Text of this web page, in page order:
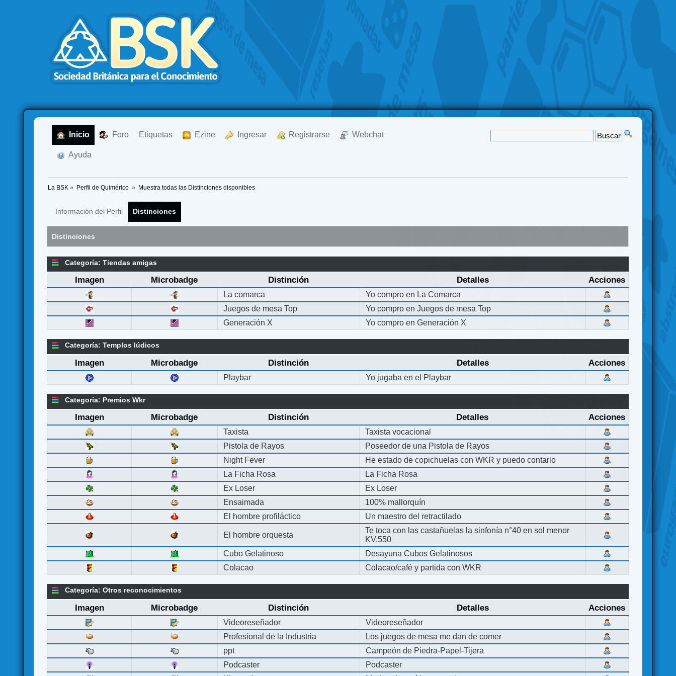
Inicio Foro Etiquetas Ezine Ingresar Registrarse Webchat
Ayuda
La BSK » Perfil de Quimérico » Muestra todas las Distinciones disponibles
Información del Perfil Distinciones
Distinciones
Categoría: Tiendas amigas
Imagen Microbadge Distinción Detalles Acciones
La comarca
Yo compro en La Comarca
Juegos de mesa Top
Yo compro en Juegos de mesa Top
Generación X
Yo compro en Generación X
Categoría: Templos lúdicos
Imagen Microbadge Distinción Detalles Acciones
Playbar Yo jugaba en el Playbar
Categoría: Premios Wkr
Imagen Microbadge Distinción Detalles Acciones
Taxista
Taxista vocacional
Pistola de Rayos
Poseedor de una Pistola de Rayos
Night Fever
He estado de copichuelas con WKR y puedo contarlo
La Ficha Rosa
La Ficha Rosa
Ex Loser
Ex Loser
Ensaimada
100% mallorquín
El hombre profiláctico
Un maestro del retractilado
El hombre orquesta
Te toca con las castañuelas la sinfonía n°40 en sol menor
KV.550
Cubo Gelatinoso
Desayuna Cubos Gelatinosos
Colacao
Colacao/café y partida con WKR
Categoría: Otros reconocimientos
Imagen Microbadge Distinción Detalles Acciones
Videoreseñador
Videoreseñador
Profesional de la Industria
Los juegos de mesa me dan de comer
ppt
Campeón de Piedra-Papel-Tijera
Podcaster
Podcaster